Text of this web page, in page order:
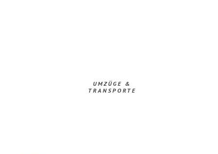
UMZÜGE &
TRANSPORTE